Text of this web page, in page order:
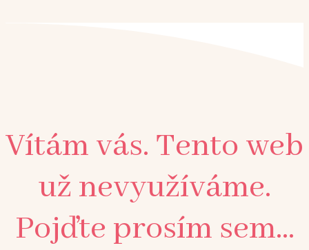
Vítám vás. Tento web
už nevyužíváme.
Pojďte prosím sem...